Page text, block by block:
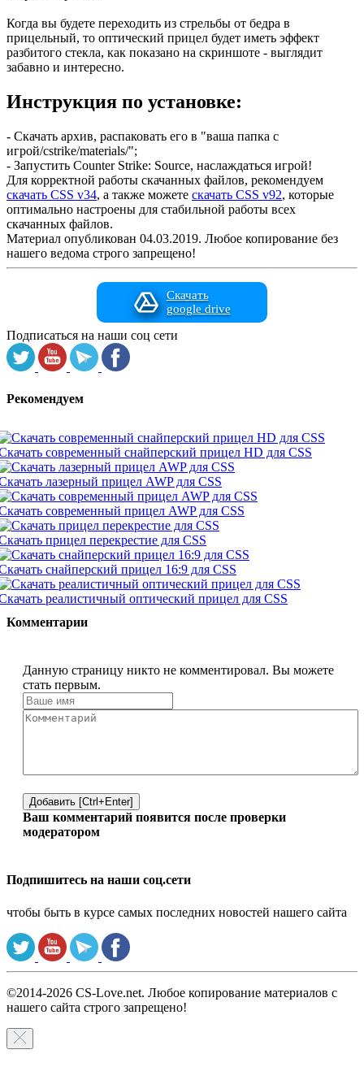
Когда вы будете переходить из стрельбы от бедра в
прицельный, то оптический прицел будет иметь эффект
разбитого стекла, как показано на скриншоте - выглядит
забавно и интересно.
Инструкция по установке:
- Скачать архив, распаковать его в "ваша папка с
игрой/cstrike/materials/";
- Запустить Counter Strike: Source, наслаждаться игрой!
Для корректной работы скачанных файлов, рекомендуем
скачать CSS v34, а также можете скачать CSS v92, которые
оптимально настроены для стабильной работы всех
скачанных файлов.
Материал опубликован 04.03.2019. Любое копирование без
нашего ведома строго запрещено!
Скачать
google drive
Подписаться на наши соц сети
Рекомендуем
современный снайперский прицел HD для CSS
лазерный прицел AWP для CSS
современный прицел AWP для CSS
прицел перекрестие для CSS
снайперский прицел 16:9 для CSS
реалистичный оптический прицел для CSS
Комментарии
Данную страницу никто не комментировал. Вы можете
стать первым.
Добавить [Ctrl+Enter]
Ваш комментарий появится после проверки
модератором
Подпишитесь на наши соц.сети
чтобы быть в курсе самых последних новостей нашего сайта
©2014-2026 CS-Love.net. Любое копирование материалов с
нашего сайта строго запрещено!